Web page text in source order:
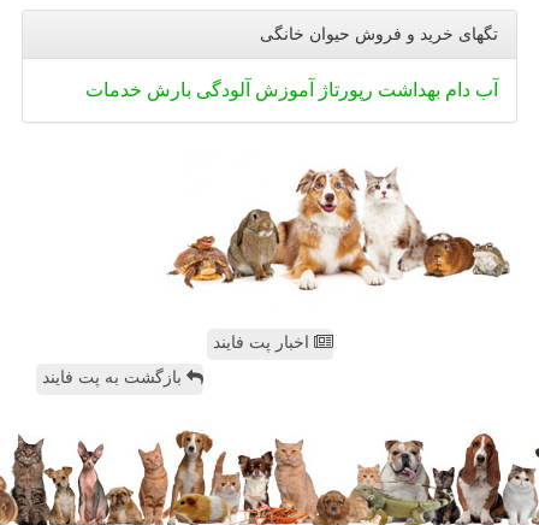
تگهای خرید و فروش حیوان خانگی
آب دام بهداشت رپورتاژ آموزش آلودگی بارش خدمات
اخبار پت فایند
بازگشت به پت فایند